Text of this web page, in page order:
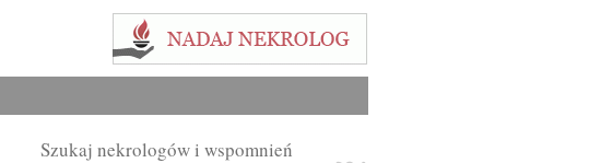
Szukaj nekrologów i wspomnień